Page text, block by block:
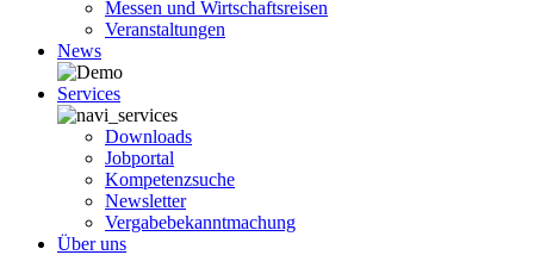
Messen und Wirtschaftsreisen
Veranstaltungen
News
Services
Downloads
Jobportal
Kompetenzsuche
Newsletter
Vergabebekanntmachung
Über uns